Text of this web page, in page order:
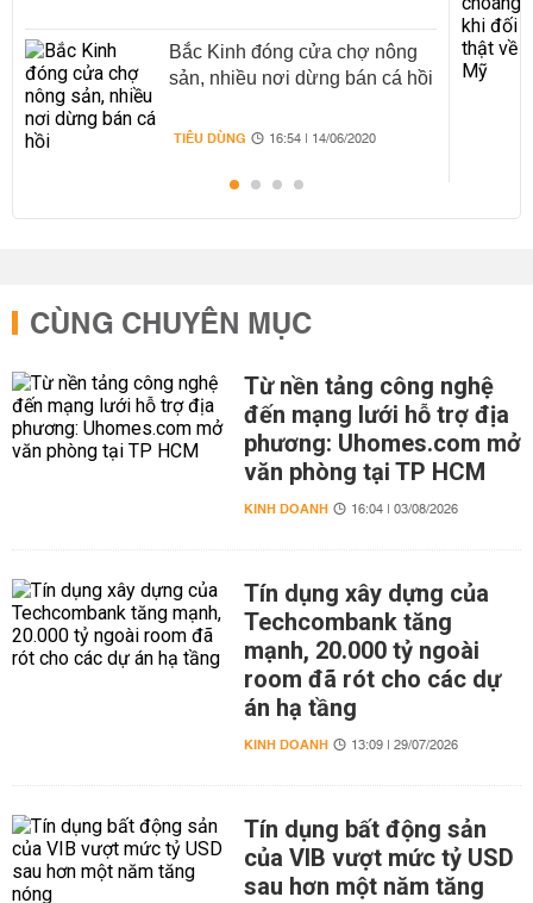
Bắc Kinh đóng cửa chợ nông
sản, nhiều nơi dừng bán cá hồi
TIÊU DÙNG 16:54 | 14/06/2020
CÙNG CHUYÊN MỤC
Từ nền tảng công nghệ
đến mạng lưới hỗ trợ địa
phương: Uhomes.com mở
văn phòng tại TP HCM
KINH DOANH 16:04 | 03/08/2026
Tín dụng xây dựng của
Techcombank tăng
mạnh, 20.000 tỷ ngoài
room đã rót cho các dự
án hạ tầng
KINH DOANH 13:09 | 29/07/2026
Tín dụng bất động sản
của VIB vượt mức tỷ USD
sau hơn một năm tăng